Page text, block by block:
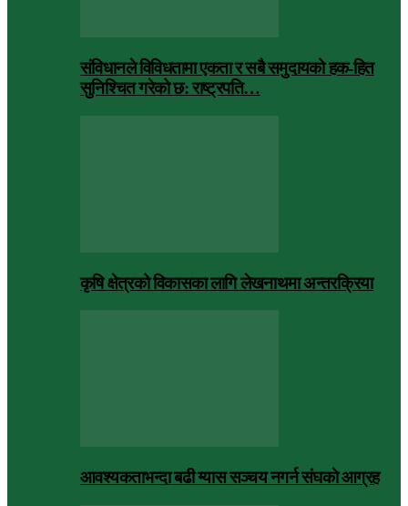
संविधानले विविधतामा एकता र सबै समुदायको हक-हित
सुनिश्चित गरेको छ: राष्ट्रपति…
कृषि क्षेत्रको विकासका लागि लेखनाथमा अन्तरक्रिया
आवश्यकताभन्दा बढी ग्यास सञ्चय नगर्न संघकाे आग्रह